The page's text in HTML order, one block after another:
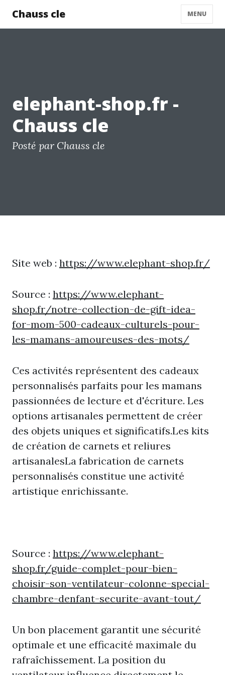
Chauss cle MENU
elephant-shop.fr -
Chauss cle
Posté par Chauss cle
Site web : https://www.elephant-shop.fr/
Source : https://www.elephant-
shop.fr/notre-collection-de-gift-idea-
for-mom-500-cadeaux-culturels-pour-
les-mamans-amoureuses-des-mots/
Ces activités représentent des cadeaux
personnalisés parfaits pour les mamans
passionnées de lecture et d'écriture. Les
options artisanales permettent de créer
des objets uniques et significatifs.Les kits
de création de carnets et reliures
artisanalesLa fabrication de carnets
personnalisés constitue une activité
artistique enrichissante.
Source : https://www.elephant-
shop.fr/guide-complet-pour-bien-
choisir-son-ventilateur-colonne-special-
chambre-denfant-securite-avant-tout/
Un bon placement garantit une sécurité
optimale et une efficacité maximale du
rafraîchissement. La position du